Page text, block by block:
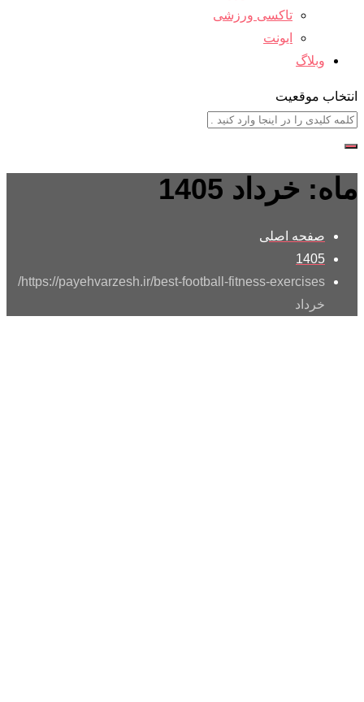
تاکسی ورزشی
ایونت
وبلاگ
انتخاب موقعیت
ماه: خرداد 1405
صفحه اصلی
1405
https://payehvarzesh.ir/best-football-fitness-exercises/
خرداد